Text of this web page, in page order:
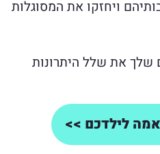
ויחזקו את המסוגלות
שלך את שלל היתרונות
לילדכם >>